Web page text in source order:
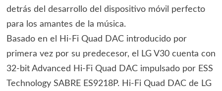
detrás del desarrollo del dispositivo móvil perfecto
para los amantes de la música.
Basado en el Hi-Fi Quad DAC introducido por
primera vez por su predecesor, el LG V30 cuenta con
32-bit Advanced Hi-Fi Quad DAC impulsado por ESS
Technology SABRE ES9218P. Hi-Fi Quad DAC de LG